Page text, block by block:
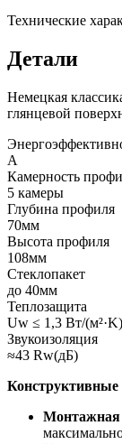
Технические
Детали
Немецкая
глянцевой
A
Камерность
5 камеры
Глубина профиля
70мм
Высота профиля
108мм
Стеклопакет
до 40мм
Теплозащита
Uw ≤ 1,3 Вт/(м²·K)
Звукоизоляция
≈43 Rw(дБ)
Монтажная